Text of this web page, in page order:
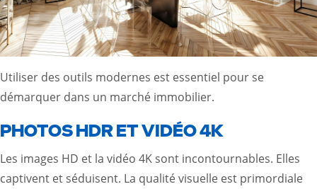
Utiliser des outils modernes est essentiel pour se
démarquer dans un marché immobilier.
PHOTOS HDR ET VIDÉO 4K
Les images HD et la vidéo 4K sont incontournables. Elles
captivent et séduisent. La qualité visuelle est primordiale